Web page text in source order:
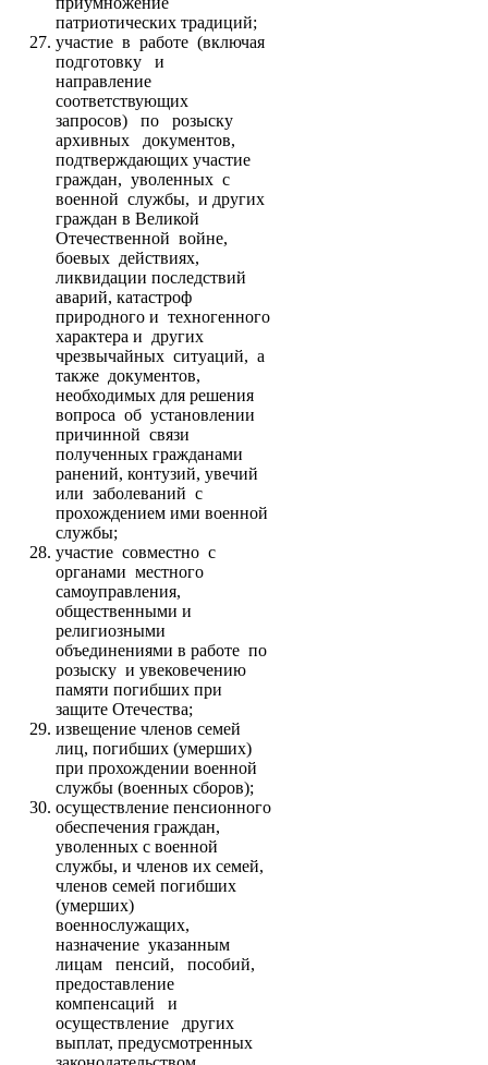
патриотических традиций;
участие в работе (включая
подготовку и
направление
соответствующих
запросов) по розыску
архивных документов,
подтверждающих участие
граждан, уволенных с
военной службы, и других
граждан в Великой
Отечественной войне,
боевых действиях,
ликвидации последствий
аварий, катастроф
природного и техногенного
характера и других
чрезвычайных ситуаций, а
также документов,
необходимых для решения
вопроса об установлении
причинной связи
полученных гражданами
ранений, контузий, увечий
или заболеваний с
прохождением ими военной
службы;
участие совместно с
органами местного
самоуправления,
общественными и
религиозными
объединениями в работе по
розыску и увековечению
памяти погибших при
защите Отечества;
извещение членов семей
лиц, погибших (умерших)
при прохождении военной
службы (военных сборов);
осуществление пенсионного
обеспечения граждан,
уволенных с военной
службы, и членов их семей,
членов семей погибших
(умерших)
военнослужащих,
назначение указанным
лицам пенсий, пособий,
предоставление
компенсаций и
осуществление других
выплат, предусмотренных